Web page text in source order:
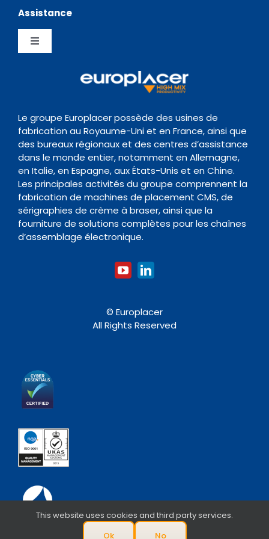
Chargeurs
Four de Refusion
Nettoyage
Accessoires
Contact
Navigation
Testimonials
News Hub
Assistance
Toggle
Centre de Support
Documentation
Organisme de formation
Le groupe Europlacer possède des usines de
fabrication au Royaume-Uni et en France, ainsi que
des bureaux régionaux et des centres d’assistance
dans le monde entier, notamment en Allemagne,
en Italie, en Espagne, aux États-Unis et en Chine.
Les principales activités du groupe comprennent la
fabrication de machines de placement CMS, de
sérigraphies de crème à braser, ainsi que la
fourniture de solutions complètes pour les chaînes
d’assemblage électronique.
© Europlacer
All Rights Reserved
This website uses cookies and third party services.
Ok
No